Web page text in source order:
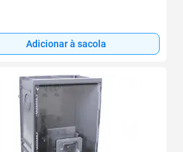
Adicionar à sacola